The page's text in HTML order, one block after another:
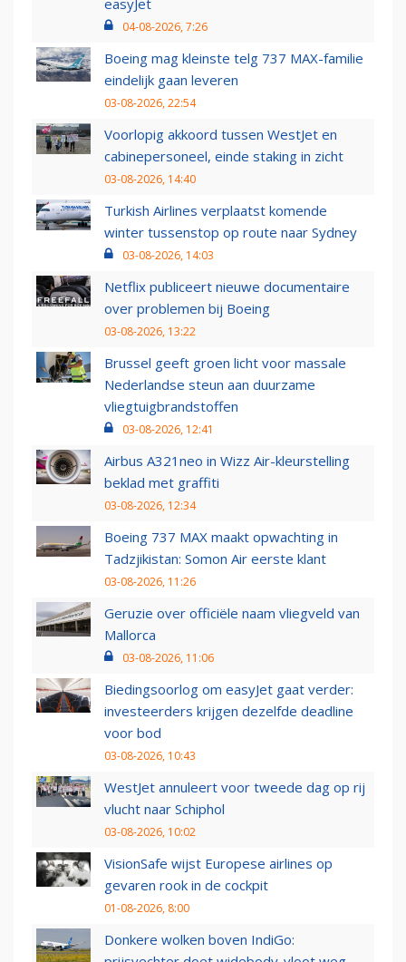
easyJet
04-08-2026, 7:26
Boeing mag kleinste telg 737 MAX-familie
eindelijk gaan leveren
03-08-2026, 22:54
Voorlopig akkoord tussen WestJet en
cabinepersoneel, einde staking in zicht
03-08-2026, 14:40
Turkish Airlines verplaatst komende
winter tussenstop op route naar Sydney
03-08-2026, 14:03
Netflix publiceert nieuwe documentaire
over problemen bij Boeing
03-08-2026, 13:22
Brussel geeft groen licht voor massale
Nederlandse steun aan duurzame
vliegtuigbrandstoffen
03-08-2026, 12:41
Airbus A321neo in Wizz Air-kleurstelling
beklad met graffiti
03-08-2026, 12:34
Boeing 737 MAX maakt opwachting in
Tadzjikistan: Somon Air eerste klant
03-08-2026, 11:26
Geruzie over officiële naam vliegveld van
Mallorca
03-08-2026, 11:06
Biedingsoorlog om easyJet gaat verder:
investeerders krijgen dezelfde deadline
voor bod
03-08-2026, 10:43
WestJet annuleert voor tweede dag op rij
vlucht naar Schiphol
03-08-2026, 10:02
VisionSafe wijst Europese airlines op
gevaren rook in de cockpit
01-08-2026, 8:00
Donkere wolken boven IndiGo: